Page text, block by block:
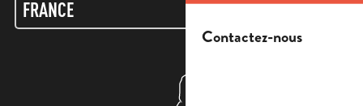
Contactez-nous